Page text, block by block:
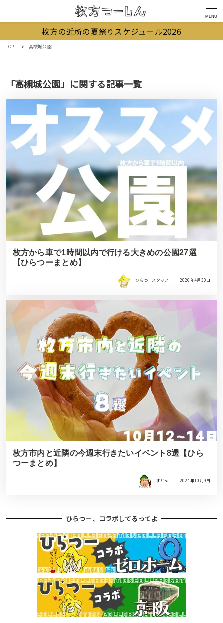
MENU
枚方の近所の夏祭りスケジュール2026
TOP 高槻城公園
「高槻城公園」に関する記事一覧
枚方から車で1時間以内で行ける大きめの公園27選
【ひらつーまとめ】
ひらつースタッフ 2026年4月30日
枚方市内と近隣の今週末行きたいイベント8選【ひら
つーまとめ】
すどん 2024年10月9日
ひらつー、コラボしてるってよ